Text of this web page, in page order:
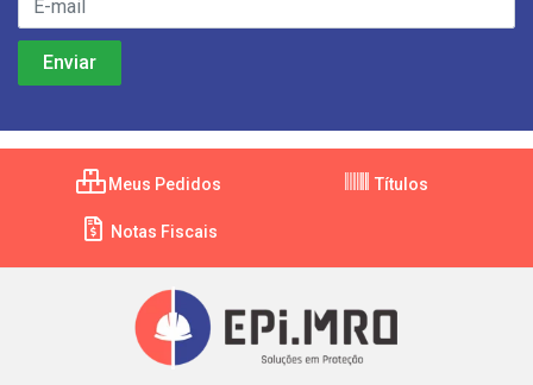
Meus Pedidos Títulos
Notas Fiscais